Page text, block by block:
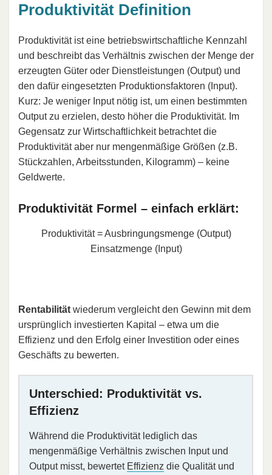
Produktivität Definition
Produktivität ist eine betriebswirtschaftliche Kennzahl
und beschreibt das Verhältnis zwischen der Menge der
erzeugten Güter oder Dienstleistungen (Output) und
den dafür eingesetzten Produktionsfaktoren (Input).
Kurz: Je weniger Input nötig ist, um einen bestimmten
Output zu erzielen, desto höher die Produktivität. Im
Gegensatz zur Wirtschaftlichkeit betrachtet die
Produktivität aber nur mengenmäßige Größen (z.B.
Stückzahlen, Arbeitsstunden, Kilogramm) – keine
Geldwerte.
Produktivität Formel – einfach erklärt:
Produktivität = Ausbringungsmenge (Output)
Einsatzmenge (Input)
Rentabilität wiederum vergleicht den Gewinn mit dem
ursprünglich investierten Kapital – etwa um die
Effizienz und den Erfolg einer Investition oder eines
Geschäfts zu bewerten.
Unterschied: Produktivität vs.
Effizienz
Während die Produktivität lediglich das
mengenmäßige Verhältnis zwischen Input und
Output misst, bewertet Effizienz die Qualität und